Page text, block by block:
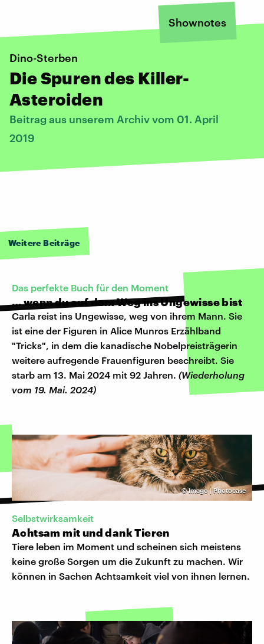
Shownotes
Dino-Sterben
Die Spuren des Killer-
Asteroiden
Beitrag aus unserem Archiv vom 01. April
2019
Weitere Beiträge
Das perfekte Buch für den Moment
… wenn du auf dem Weg ins Ungewisse bist
Carla reist ins Ungewisse, weg von ihrem Mann. Sie
ist eine der Figuren in Alice Munros Erzählband
"Tricks", in dem die kanadische Nobelpreisträgerin
weitere aufregende Frauenfiguren beschreibt. Sie
starb am 13. Mai 2024 mit 92 Jahren. (Wiederholung
vom 19. Mai. 2024)
©Imago | Photocase
Selbstwirksamkeit
Achtsam mit und dank Tieren
Tiere leben im Moment und scheinen sich meistens
keine große Sorgen um die Zukunft zu machen. Wir
können in Sachen Achtsamkeit viel von ihnen lernen.